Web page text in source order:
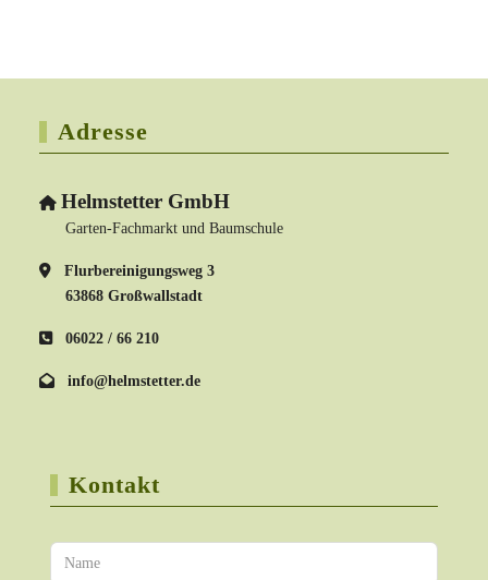
Adresse
Helmstetter GmbH
Garten-Fachmarkt und Baumschule
Flurbereinigungsweg 3
63868 Großwallstadt
06022 / 66 210
info@helmstetter.de
Kontakt